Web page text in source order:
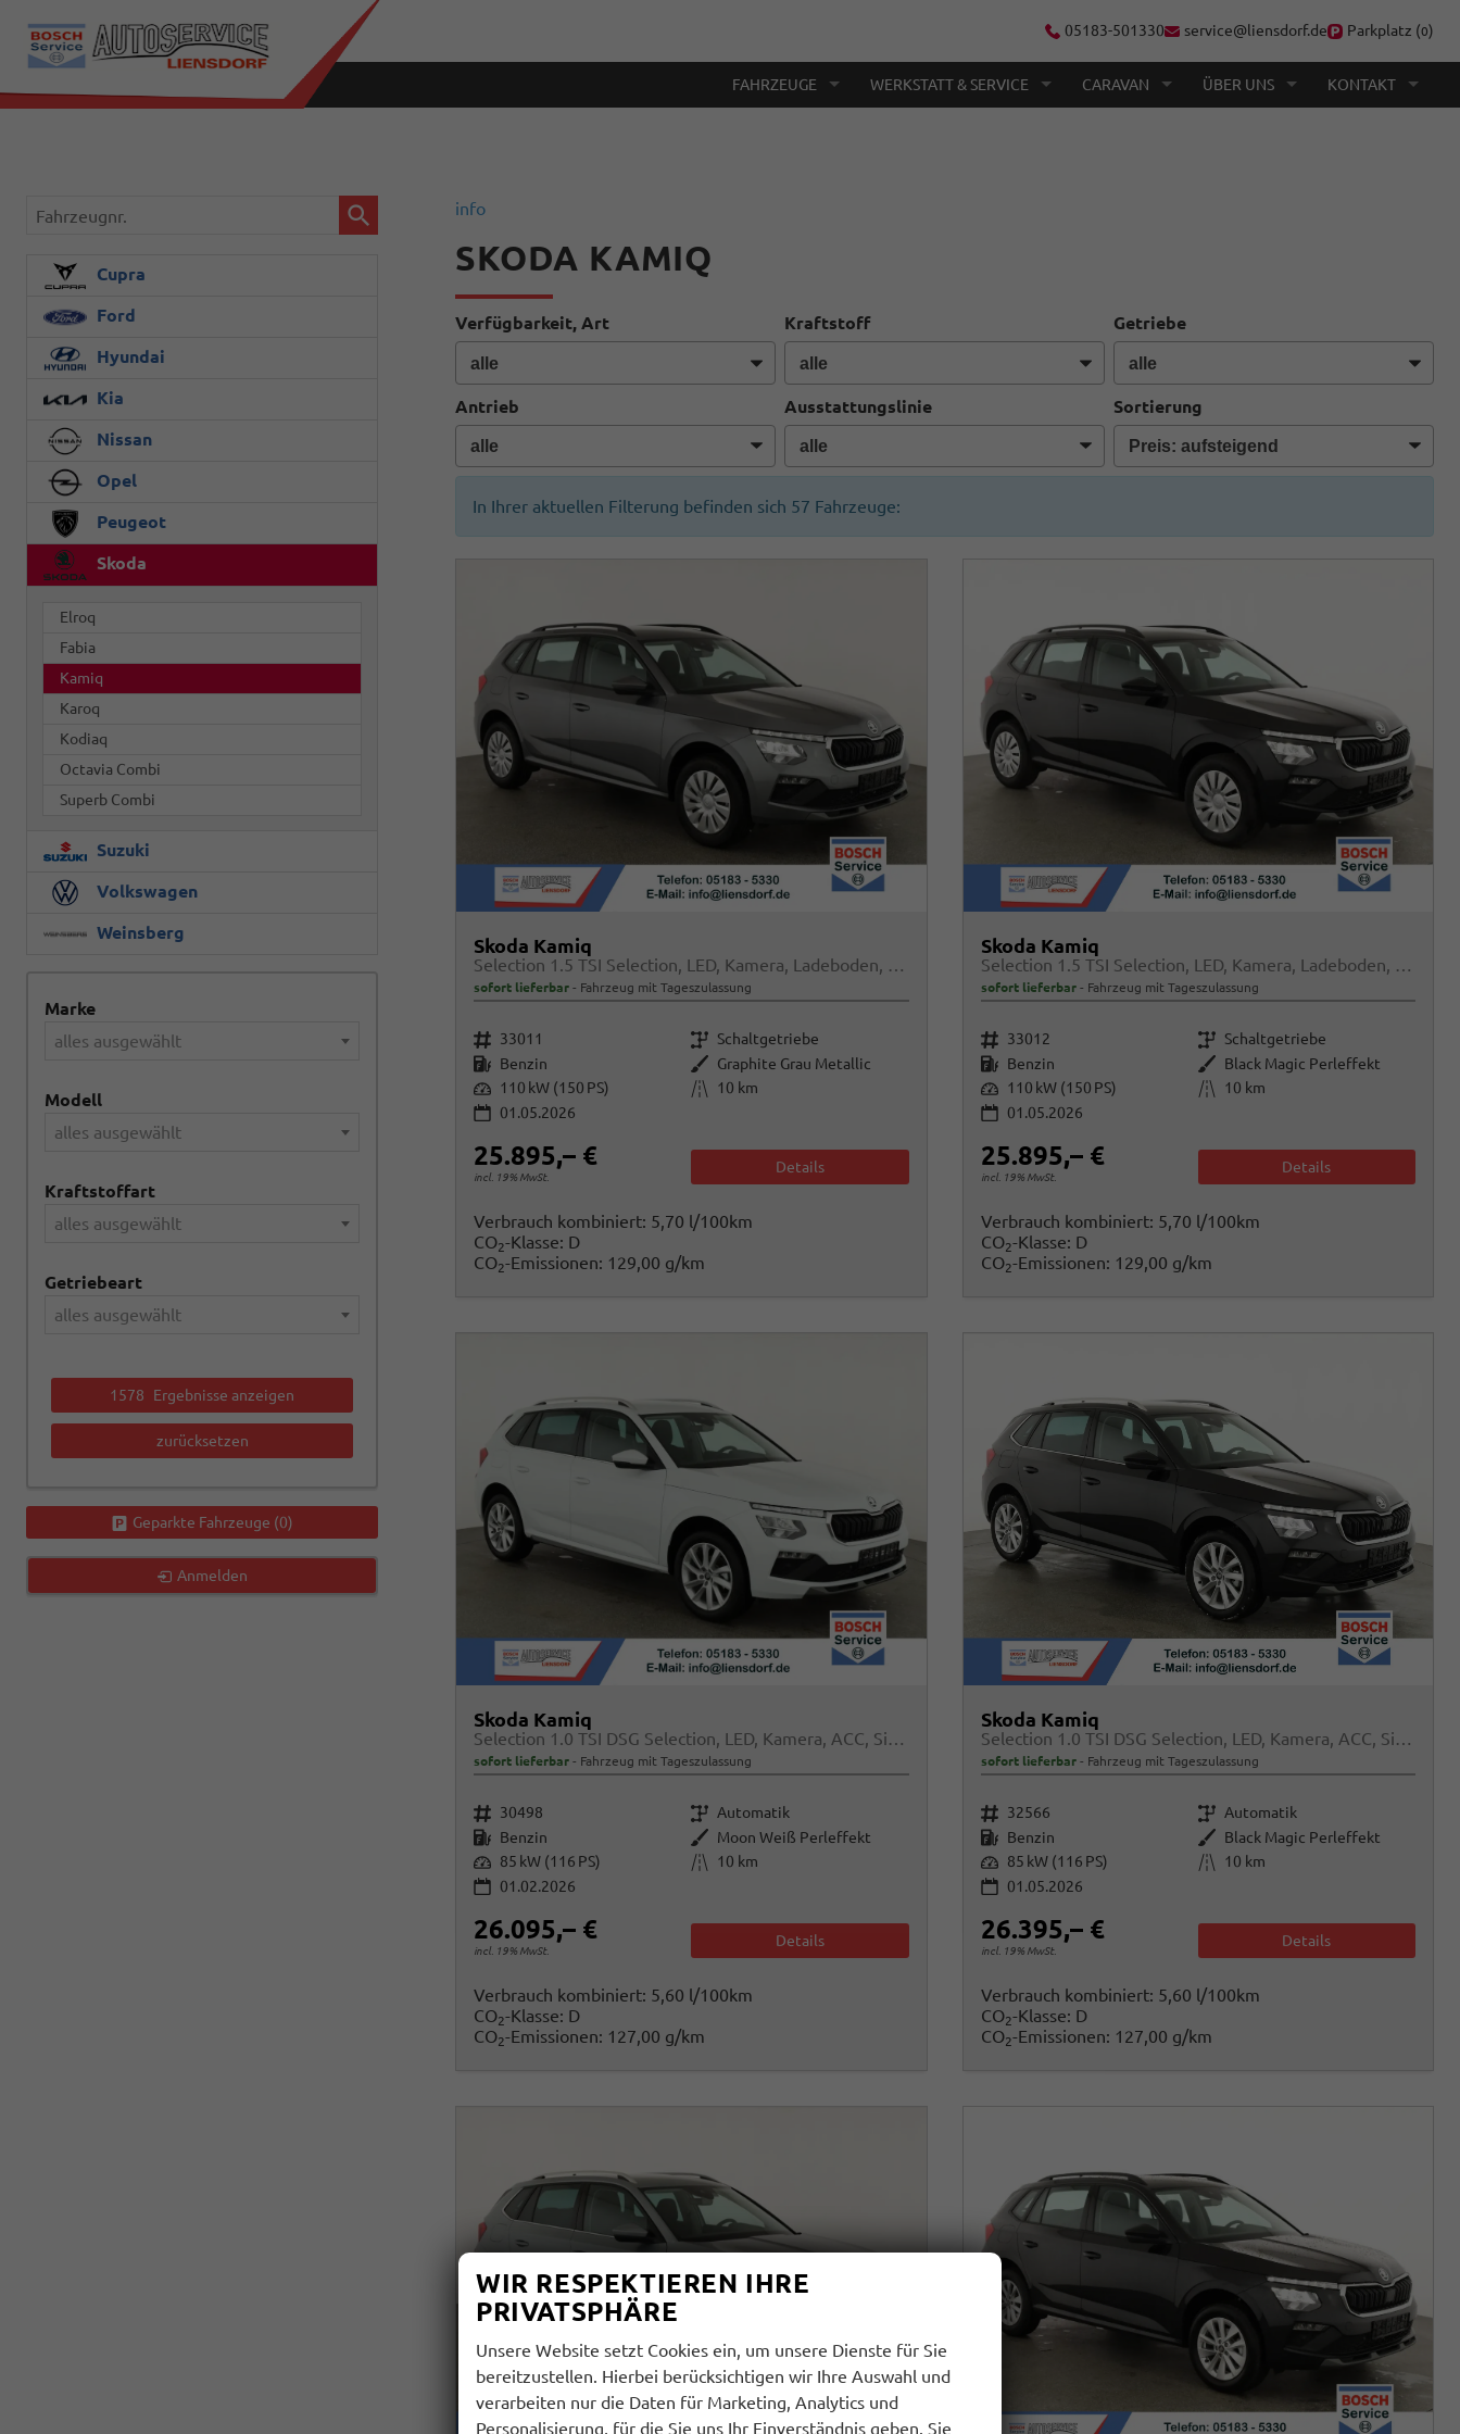
05183-501330 service@liensdorf.de Parkplatz (0)
FAHRZEUGE WERKSTATT & SERVICE CARAVAN ÜBER UNS KONTAKT
info
SKODA KAMIQ
Verfügbarkeit, Art Kraftstoff Getriebe
Antrieb Ausstattungslinie Sortierung
In Ihrer aktuellen Filterung befinden sich 57 Fahrzeuge:
Skoda Kamiq
Selection 1.5 TSI Selection, LED, Kamera, Ladeboden, Winter
sofort lieferbar Fahrzeug mit Tageszulassung
Fahrzeugnr. 33011 Getriebe Schaltgetriebe
Kraftstoff Benzin Außenfarbe Graphite Grau Metallic
Leistung 110 kW (150 PS) Kilometerstand 10 km
01.05.2026
25.895,– €
incl. 19% MwSt.
Details
Verbrauch kombiniert: 5,70 l/100km
CO2-Klasse: D
CO2-Emissionen: 129,00 g/km
Skoda Kamiq
Selection 1.5 TSI Selection, LED, Kamera, Ladeboden, Winter
sofort lieferbar Fahrzeug mit Tageszulassung
Fahrzeugnr. 33012 Getriebe Schaltgetriebe
Kraftstoff Benzin Außenfarbe Black Magic Perleffekt
Leistung 110 kW (150 PS) Kilometerstand
10 km
01.05.2026
25.895,– €
incl. 19% MwSt.
Details
Verbrauch kombiniert: 5,70 l/100km
CO2-Klasse: D
CO2-Emissionen: 129,00 g/km
Skoda Kamiq
Selection 1.0 TSI DSG Selection, LED, Kamera, ACC, Side, Winter
sofort lieferbar Fahrzeug mit Tageszulassung
Fahrzeugnr. 30498 Getriebe Automatik
Kraftstoff Benzin Außenfarbe Moon Weiß Perleffekt
Leistung 85 kW (116 PS) Kilometerstand 10 km
01.02.2026
26.095,– €
incl. 19% MwSt.
Details
Verbrauch kombiniert: 5,60 l/100km
CO2-Klasse: D
CO2-Emissionen: 127,00 g/km
Skoda Kamiq
Selection 1.0 TSI DSG Selection, LED, Kamera, ACC, Side, Winter
sofort lieferbar Fahrzeug mit Tageszulassung
Fahrzeugnr. 32566 Getriebe Automatik
Kraftstoff Benzin Außenfarbe Black Magic Perleffekt
Leistung 85 kW (116 PS) Kilometerstand
10 km
01.05.2026
26.395,– €
incl. 19% MwSt.
Details
Verbrauch kombiniert: 5,60 l/100km
CO2-Klasse: D
CO2-Emissionen: 127,00 g/km
Fahrzeugnr.
Cupra
Ford
Hyundai
Kia
Nissan
Opel
Peugeot
Skoda
Elroq
Fabia
Kamiq
Karoq
Kodiaq
Octavia Combi
Superb Combi
Suzuki
Volkswagen
Weinsberg
Marke
alles ausgewählt
Modell
alles ausgewählt
Kraftstoffart
alles ausgewählt
Getriebeart
alles ausgewählt
1578 Ergebnisse anzeigen
zurücksetzen
Geparkte Fahrzeuge (0)
Anmelden
WIR RESPEKTIEREN IHRE
PRIVATSPHÄRE
Unsere Website setzt Cookies ein, um unsere Dienste für Sie
bereitzustellen. Hierbei berücksichtigen wir Ihre Auswahl und
verarbeiten nur die Daten für Marketing, Analytics und
Personalisierung, für die Sie uns Ihr Einverständnis geben. Sie